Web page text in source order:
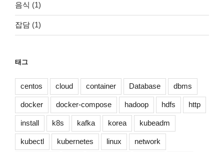
음식 (1)
잡담 (1)
태그
centos cloud container Database dbms
docker docker-compose hadoop hdfs http
install k8s kafka korea kubeadm
kubectl kubernetes linux network